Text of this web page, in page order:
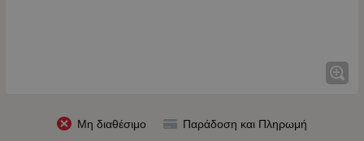
Μη διαθέσιμο Παράδοση και Πληρωμή